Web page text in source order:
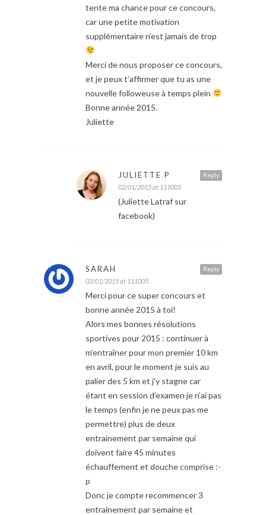
tente ma chance pour ce concours,
car une petite motivation
supplémentaire n’est jamais de trop
Merci de nous proposer ce concours,
et je peux t’affirmer que tu as une
nouvelle followeuse à temps plein
Bonne année 2015.
Juliette
Reply
JULIETTE P
02/01/2015 at 111005
(Juliette Latraf sur
facebook)
Reply
SARAH
02/01/2015 at 111005
Merci pour ce super concours et
bonne année 2015 à toi!
Alors mes bonnes résolutions
sportives pour 2015 : continuer à
m’entraîner pour mon premier 10 km
en avril, pour le moment je suis au
palier des 5 km et j’y stagne car
étant en session d’examen je n’ai pas
le temps (enfin je ne peux pas me
permettre) plus de deux
entrainement par semaine qui
doivent faire 45 minutes
échauffement et douche comprise :-
p
Donc je compte recommencer 3
entrainement par semaine et